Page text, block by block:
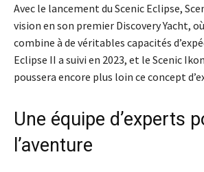
Avec le lancement du Scenic Eclipse,
vision en son premier Discovery Yacht,
combine à de véritables capacités
Eclipse II a suivi en 2023, et le Scenic
poussera encore plus loin ce concept
Une équipe d’experts
l’aventure